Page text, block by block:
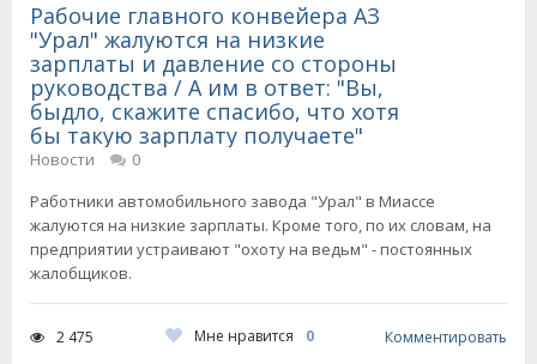
Рабочие главного конвейера АЗ
"Урал" жалуются на низкие
зарплаты и давление со стороны
руководства / А им в ответ: "Вы,
быдло, скажите спасибо, что хотя
бы такую зарплату получаете"
Новости
0
Работники автомобильного завода "Урал" в Миассе
жалуются на низкие зарплаты. Кроме того, по их словам, на
предприятии устраивают "охоту на ведьм" - постоянных
жалобщиков.
2 475 Мне нравится 0 Комментировать